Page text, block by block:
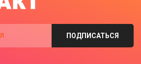
ПОДПИСАТЬСЯ